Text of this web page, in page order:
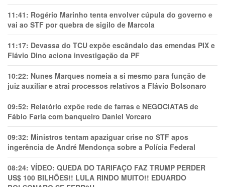
11:41: Rogério Marinho tenta envolver cúpula do governo e
vai ao STF por quebra de sigilo de Marcola
11:17: Devassa do TCU expõe escândalo das emendas PIX e
Flávio Dino aciona investigação da PF
10:22: Nunes Marques nomeia a si mesmo para função de
juiz auxiliar e atrai processos relativos a Flávio Bolsonaro
09:52: Relatório expõe rede de farras e NEGOCIATAS de
Fábio Faria com banqueiro Daniel Vorcaro
09:32: Ministros tentam apaziguar crise no STF apos
ingerência de André Mendonça sobre a Polícia Federal
08:24: VÍDEO: QUEDA DO TARIFAÇO FAZ TRUMP PERDER
US$ 100 BILHÕES!! LULA RINDO MUITO!! EDUARDO